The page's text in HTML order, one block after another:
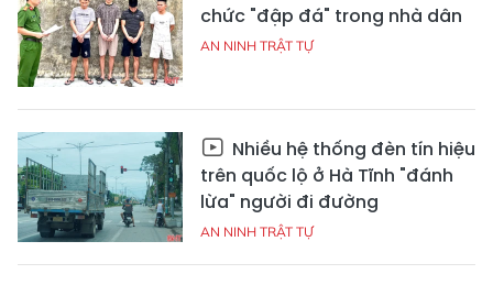
chức "đập đá" trong nhà dân
AN NINH TRẬT TỰ
Nhiều hệ thống đèn tín hiệu
trên quốc lộ ở Hà Tĩnh "đánh
lừa" người đi đường
AN NINH TRẬT TỰ